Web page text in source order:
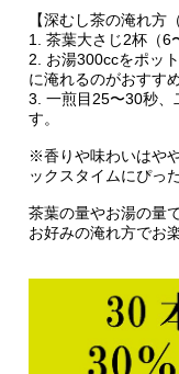
【深むし茶の淹れ方
1. 茶葉大さじ2杯（6
2. お湯300ccをポッ
に淹れるのがおすす
3. 一煎目25〜30秒、
す。
※香りや味わいはや
ックスタイムにぴっ
茶葉の量やお湯の量
お好みの淹れ方でお